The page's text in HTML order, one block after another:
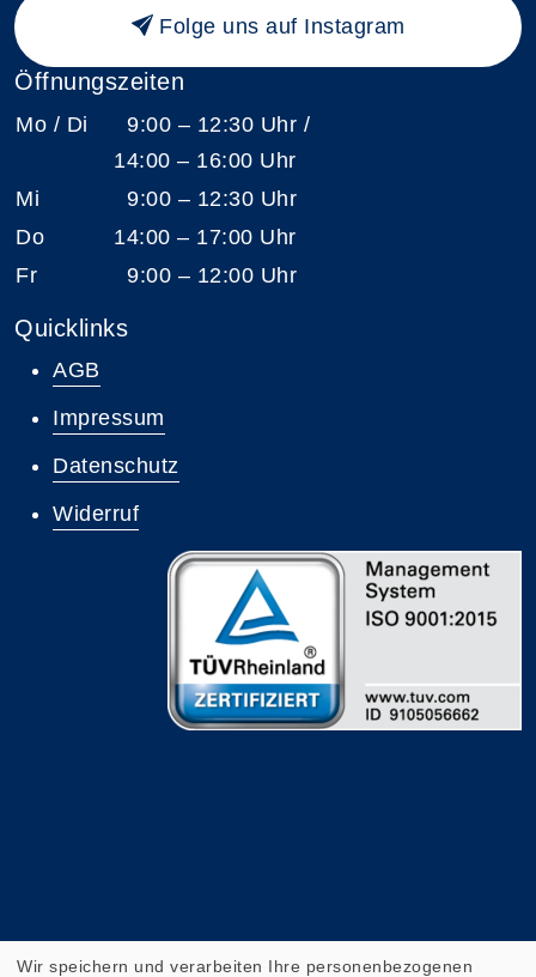
Folge uns auf Instagram
Öffnungszeiten
Mo / Di
9:00 – 12:30 Uhr /
14:00 – 16:00 Uhr
Mi
9:00 – 12:30 Uhr
Do
14:00 – 17:00 Uhr
Fr
9:00 – 12:00 Uhr
Quicklinks
AGB
Impressum
Datenschutz
Widerruf
Wir speichern und verarbeiten Ihre personenbezogenen